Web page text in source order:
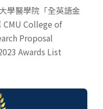
學醫學院「全英語金
CMU College of
Proposal
Awards List